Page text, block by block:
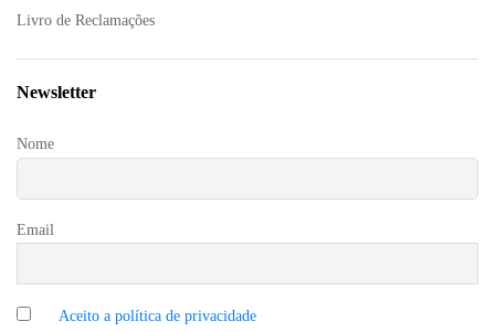
Livro de Reclamações
Newsletter
Nome
Email